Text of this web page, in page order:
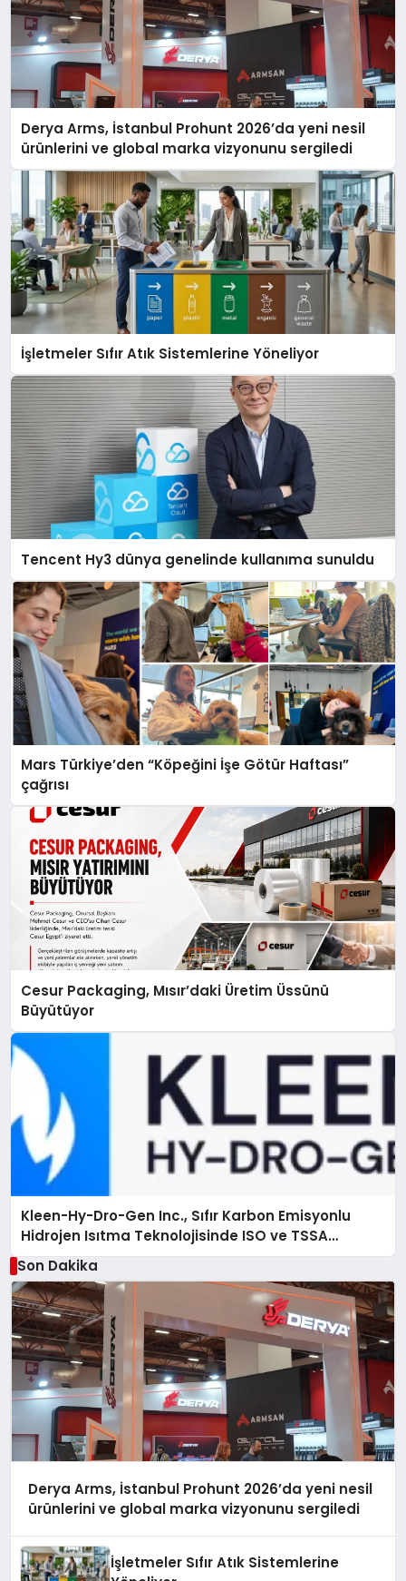
Derya Arms, İstanbul Prohunt 2026’da yeni nesil
ürünlerini ve global marka vizyonunu sergiledi
İşletmeler Sıfır Atık Sistemlerine Yöneliyor
Tencent Hy3 dünya genelinde kullanıma sunuldu
Mars Türkiye’den “Köpeğini İşe Götür Haftası”
çağrısı
Cesur Packaging, Mısır’daki Üretim Üssünü
Büyütüyor
Kleen-Hy-Dro-Gen Inc., Sıfır Karbon Emisyonlu
Hidrojen Isıtma Teknolojisinde ISO ve TSSA
Düzenleyici Onaylarını Aldı
Son Dakika
Derya Arms, İstanbul Prohunt 2026’da yeni nesil
ürünlerini ve global marka vizyonunu sergiledi
İşletmeler Sıfır Atık Sistemlerine